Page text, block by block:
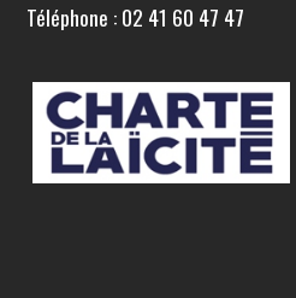
Téléphone : 02 41 60 47 47